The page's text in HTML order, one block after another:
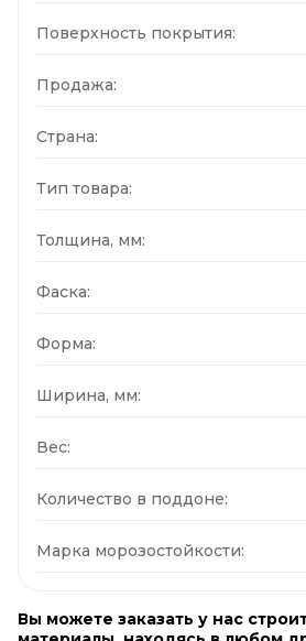
Поверхность покрытия:
Продажа:
Страна:
Тип товара:
Толщина, мм:
Фаска:
Форма:
Ширина, мм:
Вес:
Количество в поддоне:
Марка морозостойкости:
Вы можете заказать у нас